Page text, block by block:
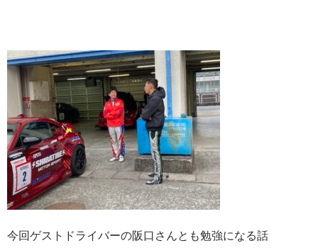
今回ゲストドライバーの阪口さんとも勉強になる話